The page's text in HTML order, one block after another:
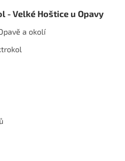
d
a
c
p
- Velké Hoštice u Opavy
a okolí